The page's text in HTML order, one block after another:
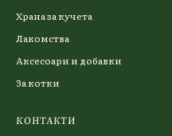
Храна за кучета
Лакомства
Аксесоари и добавки
За котки
КОНТАКТИ